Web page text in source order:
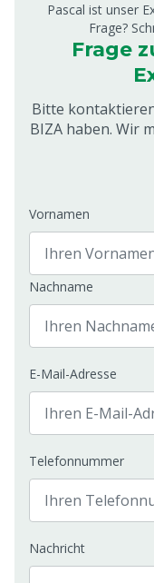
Pascal ist unser
Frage?
Frage
Bitte
BIZA haben. Wir
Vornamen
Nachname
E-Mail-Adresse
Telefonnummer
Nachricht